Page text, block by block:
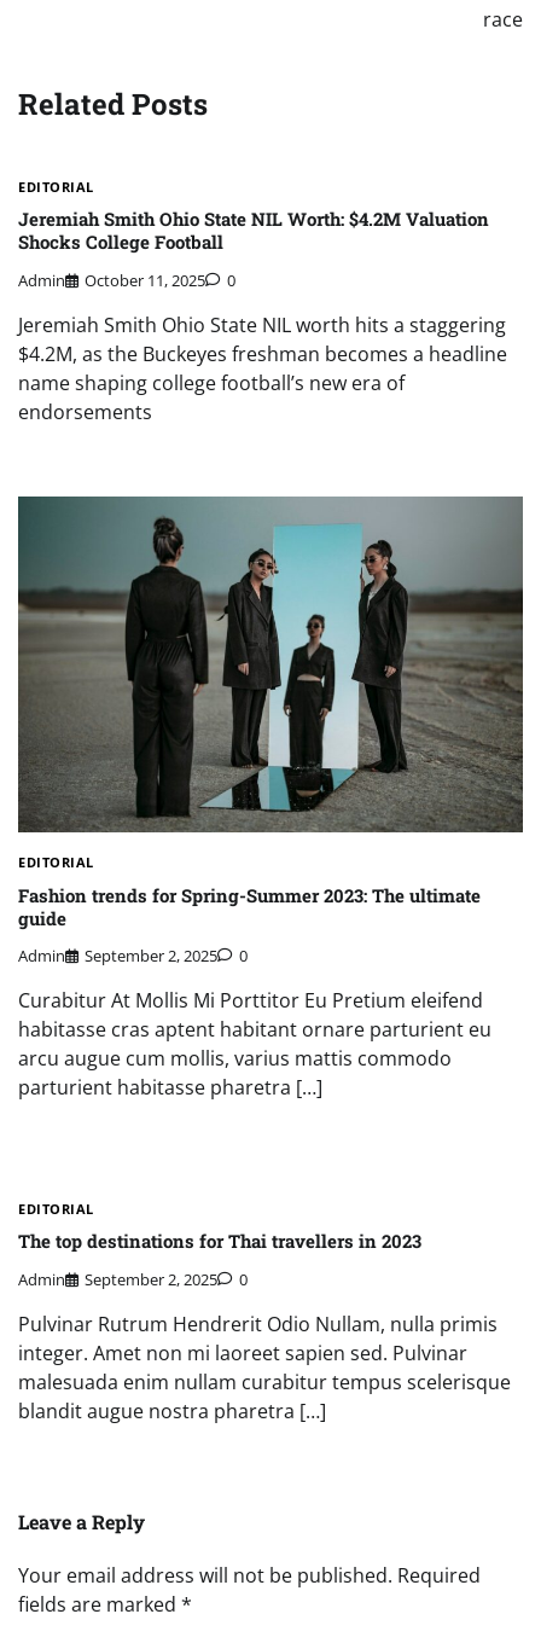
race
Related Posts
EDITORIAL
Jeremiah Smith Ohio State NIL Worth: $4.2M Valuation
Shocks College Football
Admin October 11, 2025 0
Jeremiah Smith Ohio State NIL worth hits a staggering
$4.2M, as the Buckeyes freshman becomes a headline
name shaping college football’s new era of
endorsements
EDITORIAL
Fashion trends for Spring-Summer 2023: The ultimate
guide
Admin September 2, 2025 0
Curabitur At Mollis Mi Porttitor Eu Pretium eleifend
habitasse cras aptent habitant ornare parturient eu
arcu augue cum mollis, varius mattis commodo
parturient habitasse pharetra […]
EDITORIAL
The top destinations for Thai travellers in 2023
Admin September 2, 2025 0
Pulvinar Rutrum Hendrerit Odio Nullam, nulla primis
integer. Amet non mi laoreet sapien sed. Pulvinar
malesuada enim nullam curabitur tempus scelerisque
blandit augue nostra pharetra […]
Leave a Reply
Your email address will not be published. Required
fields are marked *